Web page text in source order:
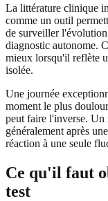
La littérature clinique
comme un outil
de surveiller
diagnostic autonome.
mieux lorsqu'il reflète
isolée.
Une journée
moment le plus
peut faire l'inverse. Un
généralement après
réaction à une seule
Ce qu'il faut
test